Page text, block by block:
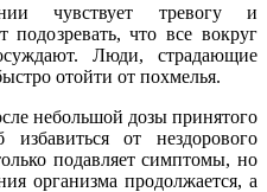
чувствует тревогу и
подозревать, что все вокруг
Люди, страдающие
отойти от похмелья.
небольшой дозы принятого
от нездорового
подавляет симптомы, но
организма продолжается, а